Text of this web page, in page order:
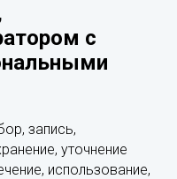
с
запись,
уточнение
использование,